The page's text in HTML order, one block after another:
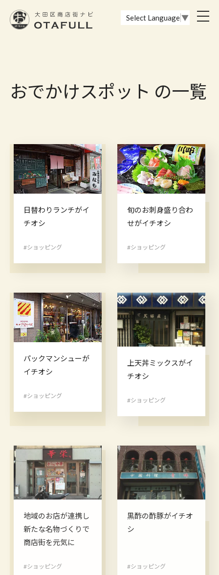
Select Language ▼
おでかけスポット の一覧
日替わりランチがイ
チオシ
#ショッピング
旬のお刺身盛り合わ
せがイチオシ
#ショッピング
パックマンシューが
イチオシ
#ショッピング
上天丼ミックスがイ
チオシ
#ショッピング
地域のお店が連携し
新たな名物づくりで
商店街を元気に
#ショッピング
黒酢の酢豚がイチオ
シ
#ショッピング